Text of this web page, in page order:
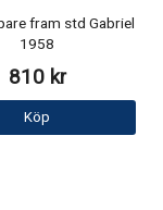
fram std Gabriel
1958
810 kr
Köp